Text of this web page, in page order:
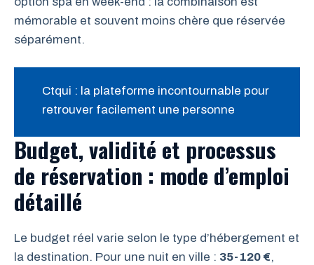
mémorable et souvent moins chère que réservée
séparément.
Ctqui : la plateforme incontournable pour
retrouver facilement une personne
Budget, validité et processus
de réservation : mode d’emploi
détaillé
Le budget réel varie selon le type d’hébergement et
la destination. Pour une nuit en ville : 35-120 €,